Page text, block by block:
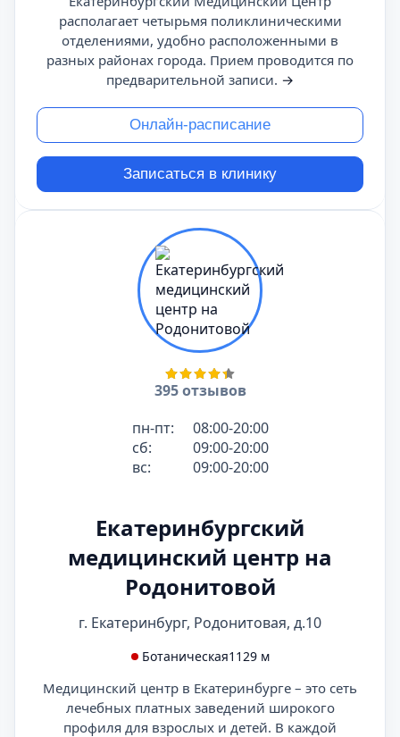
располагает четырьмя поликлиническими
отделениями, удобно расположенными в
разных районах города. Прием проводится по
предварительной записи. →
Онлайн-расписание
Записаться в клинику
395 отзывов
пн-пт:
08:00-20:00
сб:
09:00-20:00
вс:
09:00-20:00
Екатеринбургский
медицинский центр на
Родонитовой
г. Екатеринбург, Родонитовая, д.10
Ботаническая1129 м
Медицинский центр в Екатеринбурге – это сеть
лечебных платных заведений широкого
профиля для взрослых и детей. В каждой